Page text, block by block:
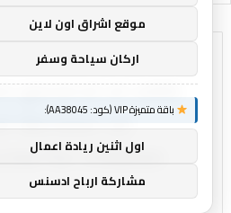
general at odds
decision on
for children
موقع اشراق اون لاين
اركان سياحة وسفر
باقة متميزة VIP (كود: AA38045):
اول اثنين ريادة اعمال
مشاركة ارباح ادسنس